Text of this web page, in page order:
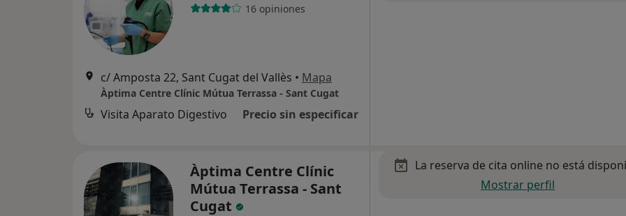
16 opiniones
c/ Amposta 22, Sant Cugat del Vallès • Mapa
Àptima Centre Clínic Mútua Terrassa - Sant Cugat
Visita Aparato Digestivo Precio sin especificar
Àptima Centre Clínic
Mútua Terrassa - Sant
Cugat
La reserva de cita online no está
Mostrar perfil